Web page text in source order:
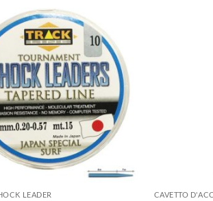
LEADER CAVETTO